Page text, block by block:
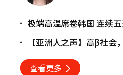
极端高温席卷韩国 连续
【亚洲人之声】高β社会
查看更多